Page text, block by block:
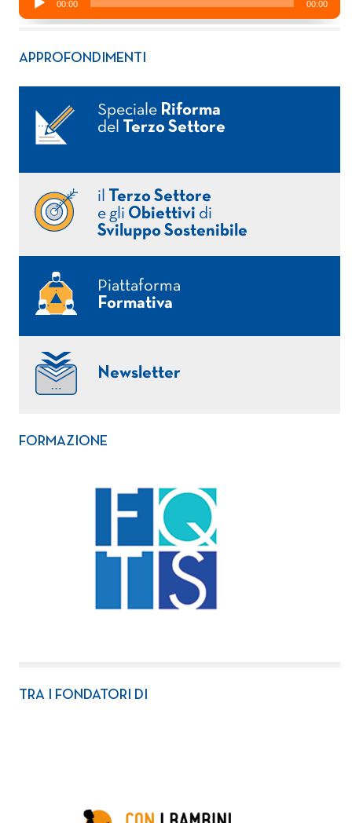
APPROFONDIMENTI
Speciale Riforma
del
Terzo Settore
il
Terzo Settore
e gli Obiettivi di
Sviluppo Sostenibile
Piattaforma
Formativa
Newsletter
FORMAZIONE
TRA I FONDATORI DI